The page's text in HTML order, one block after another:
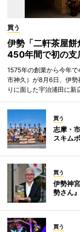
買う
伊勢「二軒茶屋
450年間で初の支
1575年の創業から今年
市神久）が8月6日、伊
りに面した宇治浦田に新
買う
志摩・
スキム
買う
伊勢神
勢さん
買う